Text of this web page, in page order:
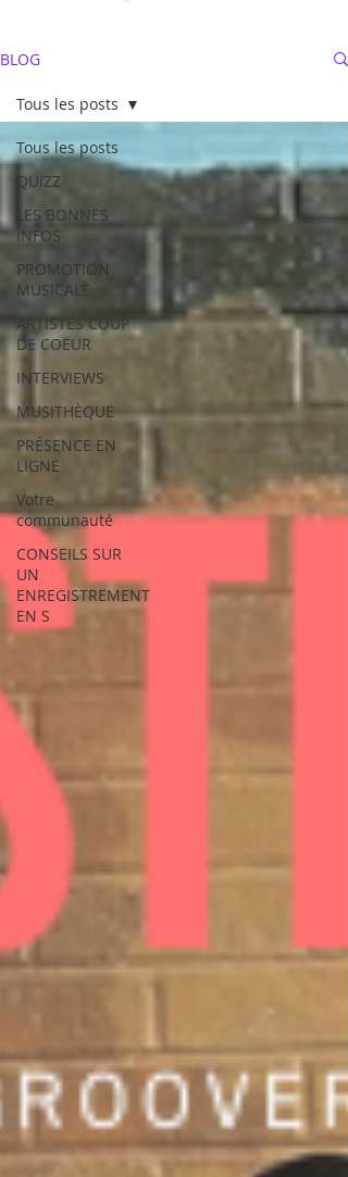
BLOG
Tous les posts
QUIZZ
LES BONNES
INFOS
PROMOTION
MUSICALE
ARTISTES COUP
DE COEUR
INTERVIEWS
MUSITHÈQUE
PRÉSENCE EN
LIGNE
Votre
communauté
CONSEILS SUR
UN
ENREGISTREMENT
EN S
Tous les posts